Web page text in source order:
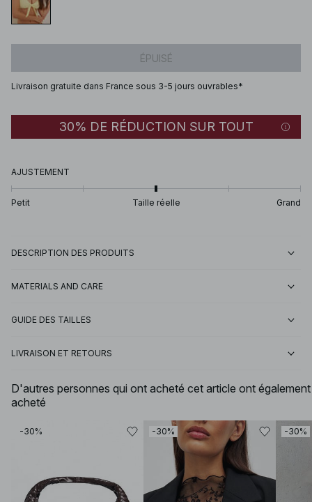
ÉPUISÉ
Livraison gratuite dans France sous 3-5 jours ouvrables*
30% DE RÉDUCTION SUR TOUT
AJUSTEMENT
Petit Taille réelle Grand
DESCRIPTION DES PRODUITS
MATERIALS AND CARE
GUIDE DES TAILLES
LIVRAISON ET RETOURS
D'autres personnes qui ont acheté cet article ont également
acheté
-30% -30% -30%